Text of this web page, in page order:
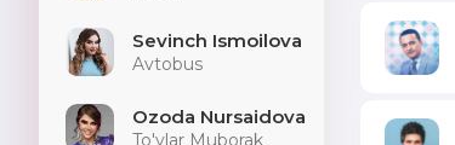
Sevinch Ismoilova
Avtobus
Ozoda Nursaidova
To'ylar Muborak